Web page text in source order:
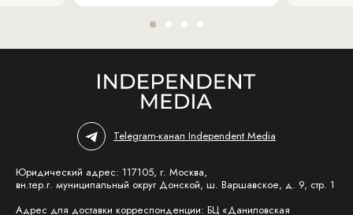
Telegram-канал Independent Media
Юридический адрес: 117105, г. Москва,
вн.тер.г. муниципальный округ Донской, ш. Варшавское, д. 9, стр. 1
Адрес для доставки корреспонденции: БЦ «Даниловская